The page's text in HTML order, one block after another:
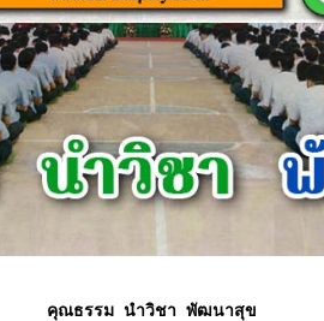
คุณธรรม นำวิชา พัฒนาสุข